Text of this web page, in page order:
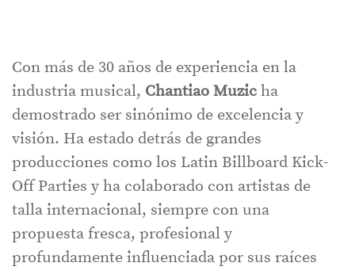
Con más de 30 años de experiencia en la
industria musical, Chantiao Muzic ha
demostrado ser sinónimo de excelencia y
visión. Ha estado detrás de grandes
producciones como los Latin Billboard Kick-
Off Parties y ha colaborado con artistas de
talla internacional, siempre con una
propuesta fresca, profesional y
profundamente influenciada por sus raíces